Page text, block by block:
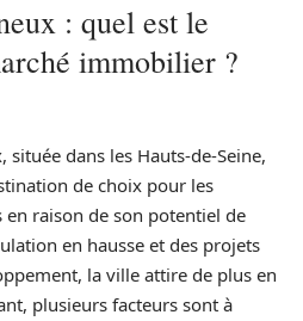
: quel est le
immobilier ?
située dans les Hauts-de-Seine,
de choix pour les
raison de son potentiel de
en hausse et des projets
la ville attire de plus en
plusieurs facteurs sont à